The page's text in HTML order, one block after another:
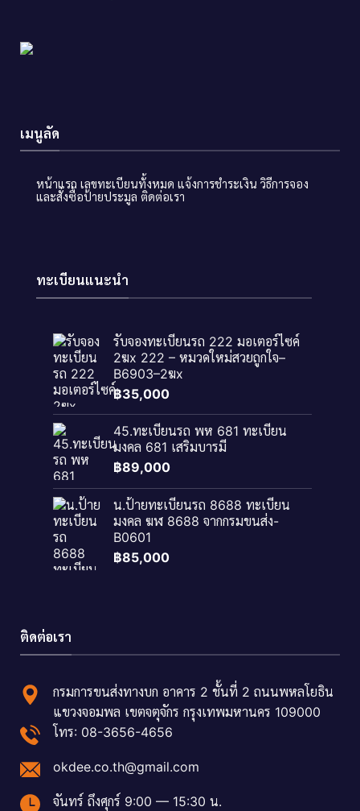
เมนูลัด
หน้าแรก เลขทะเบียนทั้งหมด แจ้งการชำระเงิน วิธีการจอง
และสั่งซื้อป้ายประมูล ติดต่อเรา
ทะเบียนแนะนำ
รับจองทะเบียนรถ 222 มอเตอร์ไซค์
2ฆx 222 – หมวดใหม่สวยถูกใจ–
B6903–2ฆx
฿35,000
45.ทะเบียนรถ พห 681 ทะเบียน
มงคล 681 เสริมบารมี
฿89,000
น.ป้ายทะเบียนรถ 8688 ทะเบียน
มงคล ฆฬ 8688 จากกรมขนส่ง-
B0601
฿85,000
ติดต่อเรา
กรมการขนส่งทางบก อาคาร 2 ชั้นที่ 2 ถนนพหลโยธิน
แขวงจอมพล เขตจตุจักร กรุงเทพมหานคร 109000
โทร: 08-3656-4656
okdee.co.th@gmail.com
จันทร์ ถึงศุกร์ 9:00 — 15:30 น.